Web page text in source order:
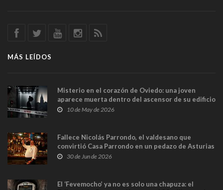
MÁS LEÍDOS
Misterio en el corazón de Oviedo: una joven
aparece muerta dentro del ascensor de su edificio
y las cámaras captan sus últimos minutos
10 de May de 2026
Fallece Nicolás Parrondo, el valdesano que
convirtió Casa Parrondo en un pedazo de Asturias
en Madrid
30 de Jun de 2026
El ‘Fevemocho’ ya no es solo una chapuza: el